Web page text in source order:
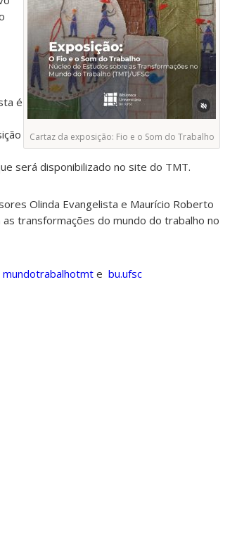
Cartaz da exposição: Fio e o Som do Trabalho
é
será disponibilizado no site do TMT.
Olinda Evangelista e Maurício Roberto
transformações do mundo do trabalho no
mundotrabalhotmt e bu.ufsc